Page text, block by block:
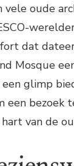
vele oude
dat
Mosque
glimp
bezoek
van de